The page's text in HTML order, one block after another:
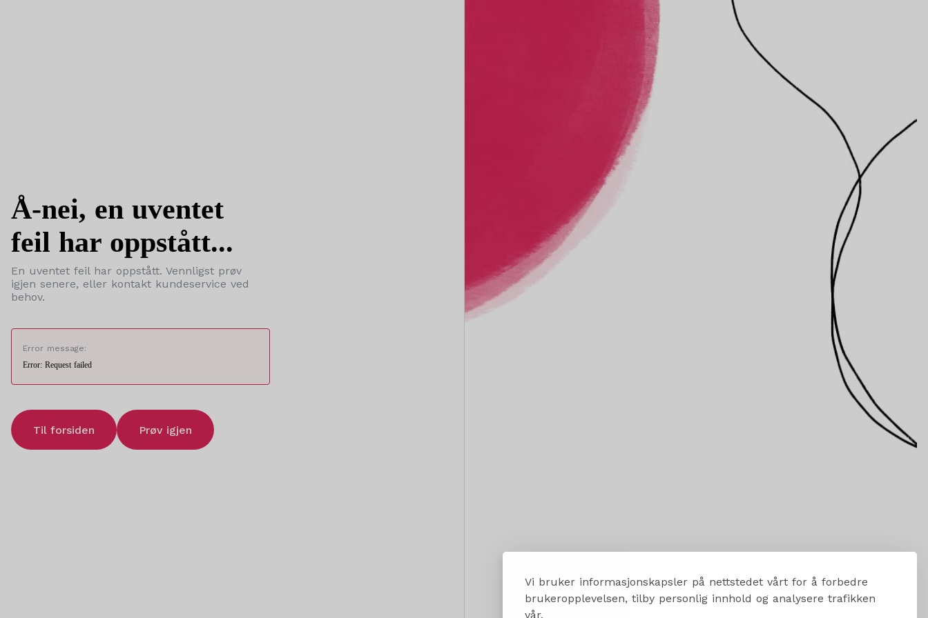
Vi bruker informasjonskapsler på nettstedet vårt for å forbedre
brukeropplevelsen, tilby personlig innhold og analysere trafikken
vår.
Å-nei, en uventet
feil har oppstått...
En uventet feil har oppstått. Vennligst prøv
igjen senere, eller kontakt kundeservice ved
behov.
Error message:
Error: Request failed
Til forsiden Prøv igjen